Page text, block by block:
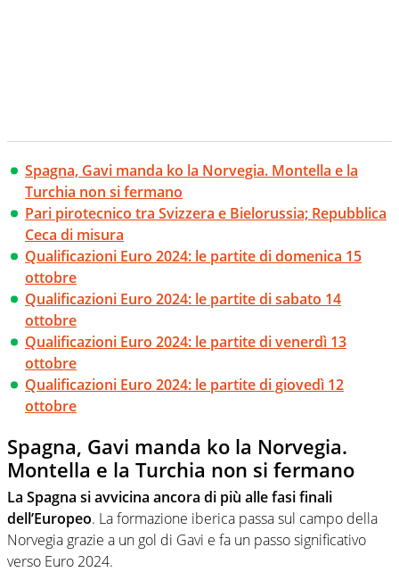
Spagna, Gavi manda ko la Norvegia. Montella e la
Turchia non si fermano
Pari pirotecnico tra Svizzera e Bielorussia; Repubblica
Ceca di misura
Qualificazioni Euro 2024: le partite di domenica 15
ottobre
Qualificazioni Euro 2024: le partite di sabato 14
ottobre
Qualificazioni Euro 2024: le partite di venerdì 13
ottobre
Qualificazioni Euro 2024: le partite di giovedì 12
ottobre
Spagna, Gavi manda ko la Norvegia.
Montella e la Turchia non si fermano
La Spagna si avvicina ancora di più alle fasi finali
dell’Europeo. La formazione iberica passa sul campo della
Norvegia grazie a un gol di Gavi e fa un passo significativo
verso Euro 2024.